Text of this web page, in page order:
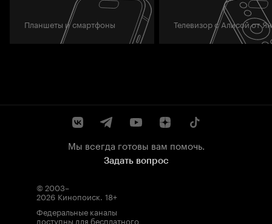
Планшеты и смартфоны Телевизор с Алисой от
Мы всегда готовы вам помочь.
Задать вопрос
© 2003–
2026 Кинопоиск 18+
Федеральные каналы
доступны для бесплатного